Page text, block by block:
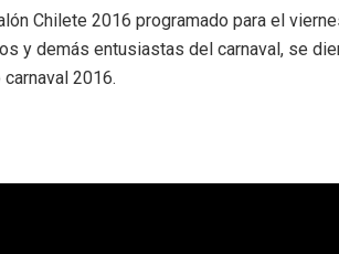
Chilete 2016 programado para el
y demás entusiastas del carnaval, se
2016.